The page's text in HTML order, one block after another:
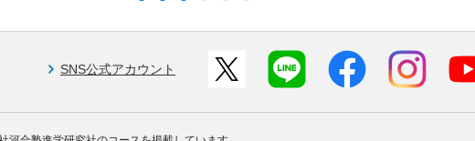
SNS公式アカウント